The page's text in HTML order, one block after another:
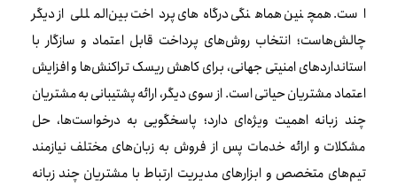
است. همچنین هماهنگی درگاه‌های پرداخت بین‌المللی از دیگر
چالش‌هاست؛ انتخاب روش‌های پرداخت قابل اعتماد و سازگار با
استانداردهای امنیتی جهانی، برای کاهش ریسک تراکنش‌ها و افزایش
اعتماد مشتریان حیاتی است. از سوی دیگر، ارائه پشتیبانی به مشتریان
چند زبانه اهمیت ویژه‌ای دارد؛ پاسخگویی به درخواست‌ها، حل
مشکلات و ارائه خدمات پس از فروش به زبان‌های مختلف نیازمند
تیم‌های متخصص و ابزارهای مدیریت ارتباط با مشتریان چند زبانه